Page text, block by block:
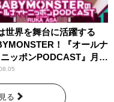
世界を舞台に活躍する
！『オールナ
ッポンPODCAST』月替
ーソナリティ
る